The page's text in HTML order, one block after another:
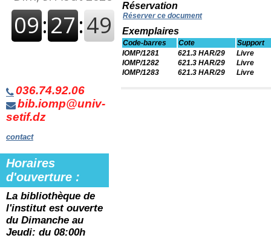
Réservation
Réserver ce document
Exemplaires
Code-barres Cote
Support
IOMP/1281
621.3 HAR/29
Livre
IOMP/1282
621.3 HAR/29
Livre
IOMP/1283
621.3 HAR/29 Livre
036.74.92.06
bib.iomp@univ-
setif.dz
contact
Horaires
d'ouverture :
La bibliothèque de
l'institut est ouverte
du Dimanche au
Jeudi: du 08:00h